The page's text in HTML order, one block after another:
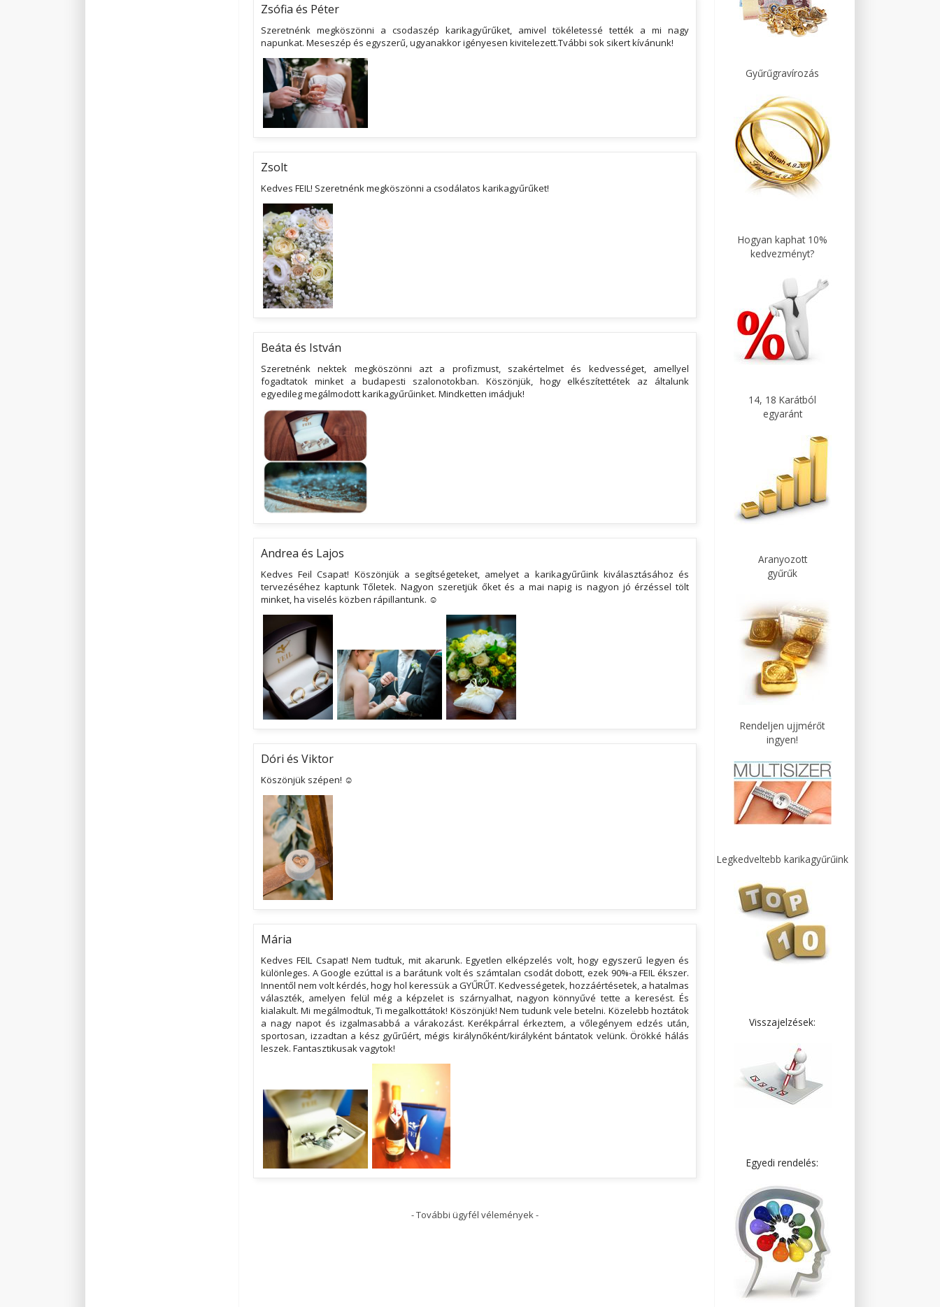
Zsófia és Péter
Szeretnénk megköszönni a csodaszép karikagyűrűket, amivel tökéletessé tették a mi nagy
napunkat. Meseszép és egyszerű, ugyanakkor igényesen kivitelezett.Tvábbi sok sikert kívánunk!
Zsolt
Kedves FEIL! Szeretnénk megköszönni a csodálatos karikagyűrűket!
Beáta és István
Szeretnénk nektek megköszönni azt a profizmust, szakértelmet és kedvességet, amellyel
fogadtatok minket a budapesti szalonotokban. Köszönjük, hogy elkészítettétek az általunk
egyedileg megálmodott karikagyűrűinket. Mindketten imádjuk!
Andrea és Lajos
Kedves Feil Csapat! Köszönjük a segítségeteket, amelyet a karikagyűrűink kiválasztásához és
tervezéséhez kaptunk Tőletek. Nagyon szeretjük őket és a mai napig is nagyon jó érzéssel tölt
minket, ha viselés közben rápillantunk. ☺
Dóri és Viktor
Köszönjük szépen! ☺
Mária
Kedves FEIL Csapat! Nem tudtuk, mit akarunk. Egyetlen elképzelés volt, hogy egyszerű legyen és
különleges. A Google ezúttal is a barátunk volt és számtalan csodát dobott, ezek 90%-a FEIL ékszer.
Innentől nem volt kérdés, hogy hol keressük a GYŰRŰT. Kedvességetek, hozzáértésetek, a hatalmas
választék, amelyen felül még a képzelet is szárnyalhat, nagyon könnyűvé tette a keresést. És
kialakult. Mi megálmodtuk, Ti megalkottátok! Köszönjük! Nem tudunk vele betelni. Közelebb hoztátok
a nagy napot és izgalmasabbá a várakozást. Kerékpárral érkeztem, a vőlegényem edzés után,
sportosan, izzadtan a kész gyűrűért, mégis királynőként/királyként bántatok velünk. Örökké hálás
leszek. Fantasztikusak vagytok!
- További ügyfél vélemények -
Gyűrűgravírozás
Hogyan kaphat 10%
kedvezményt?
14, 18 Karátból
egyaránt
Aranyozott
gyűrűk
Rendeljen ujjmérőt
ingyen!
Legkedveltebb karikagyűrűink
Visszajelzések:
Egyedi rendelés: